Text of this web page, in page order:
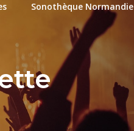
Sonothèque Normandie